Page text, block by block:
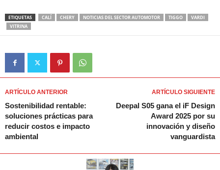
ETIQUETAS CALÍ CHERY NOTICIAS DEL SECTOR AUTOMOTOR TIGGO
VARDI
VITRINA
ARTÍCULO ANTERIOR
Sostenibilidad rentable:
soluciones prácticas para
reducir costos e impacto
ambiental
ARTÍCULO SIGUIENTE
Deepal S05 gana el iF Design
Award 2025 por su
innovación y diseño
vanguardista